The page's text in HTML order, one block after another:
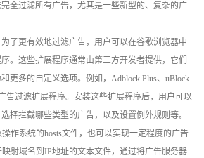
全过滤所有广告，尤其是一些新型的、复杂的广
了更有效地过滤广告，用户可以在谷歌浏览器中
。这些扩展程序通常由第三方开发者提供，它们
更多的自定义选项。例如，Adblock Plus、uBlock
告过滤扩展程序。安装这些扩展程序后，用户可以
择拦截哪些类型的广告，以及设置例外规则等。
作系统的hosts文件，也可以实现一定程度的广告
射域名到IP地址的文本文件，通过将广告服务器